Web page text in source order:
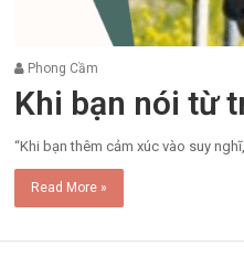
Phong Cầm
Khi bạn nói từ
“Khi bạn thêm cảm xúc vào suy
Read More »